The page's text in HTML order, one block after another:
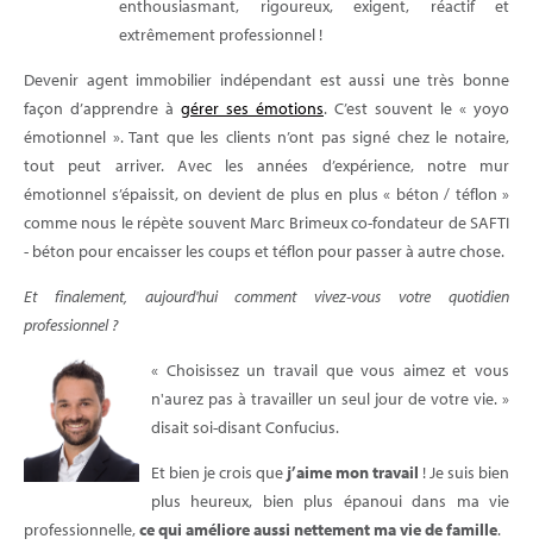
enthousiasmant, rigoureux, exigent, réactif et
extrêmement professionnel !
Devenir agent immobilier indépendant est aussi une très bonne
façon d’apprendre à gérer ses émotions. C’est souvent le « yoyo
émotionnel ». Tant que les clients n’ont pas signé chez le notaire,
tout peut arriver. Avec les années d’expérience, notre mur
émotionnel s’épaissit, on devient de plus en plus « béton / téflon »
comme nous le répète souvent Marc Brimeux co-fondateur de SAFTI
- béton pour encaisser les coups et téflon pour passer à autre chose.
Et finalement, aujourd'hui comment vivez-vous votre quotidien
professionnel ?
« Choisissez un travail que vous aimez et vous
n'aurez pas à travailler un seul jour de votre vie. »
disait soi-disant Confucius.
Et bien je crois que j’aime mon travail ! Je suis bien
plus heureux, bien plus épanoui dans ma vie
professionnelle,ce qui améliore aussi nettement ma vie de famille.